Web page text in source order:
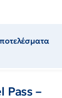
Pass –